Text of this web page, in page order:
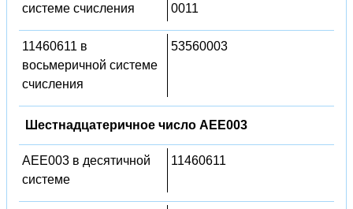
системе счисления
0011
11460611 в
восьмеричной системе
счисления
53560003
Шестнадцатеричное число AEE003
AEE003 в десятичной
системе
11460611